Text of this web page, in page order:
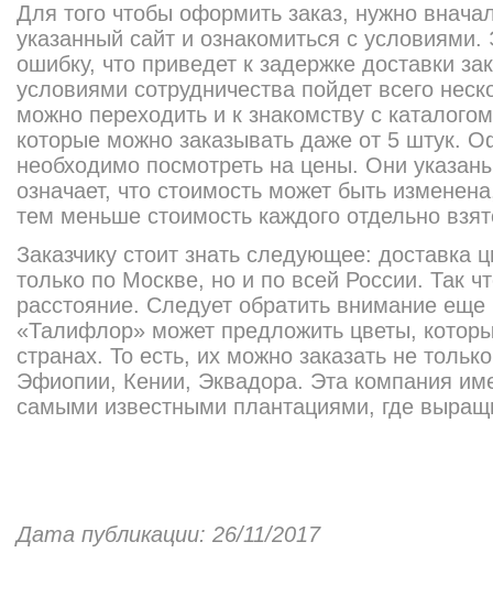
Для того чтобы оформить заказ, нужно
указанный сайт и ознакомиться с
ошибку, что приведет к задержке доставки
условиями сотрудничества пойдет всего
можно переходить и к знакомству с
которые можно заказывать даже от 5 штук.
необходимо посмотреть на цены. Они
означает, что стоимость может быть
тем меньше стоимость каждого отдельно
Заказчику стоит знать следующее: доставка
только по Москве, но и по всей России. Так
расстояние. Следует обратить внимание
«Талифлор» может предложить цветы,
странах. То есть, их можно заказать не
Эфиопии, Кении, Эквадора. Эта компания
самыми известными плантациями, где
Дата публикации: 26/11/2017